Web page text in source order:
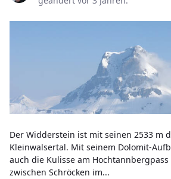
Der Widderstein ist mit seinen 2533 m
Kleinwalsertal. Mit seinem Dolomit-
auch die Kulisse am
zwischen Schröcken im...